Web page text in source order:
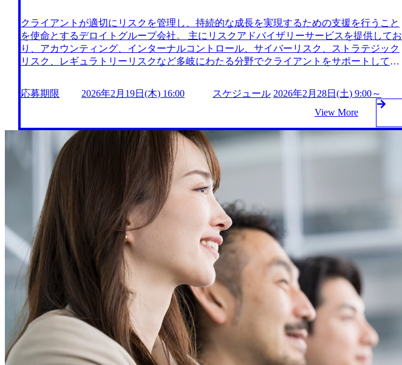
ファイナンス領域開発チーム立上げ オンライン(ZOOM) 主に下記いずれかのような方
を求めています。 ●事業会社経験をお持ちの方 ・一定規模の企業における概ね3年以上
の経理、財務、企画、FP&A経験を必須といたします。 ・事業会社におけるプロジェク
ト関与経験を必須といたします。 ・全社、部門横断のプロジェクト経験がある方は尚可
です。 ●コンサル・アドバイザリー会社経験を持ちの方 ・コンサル、アドバイザリー会
経験がある方は尚可です。 ●会計士資格をお持ちの方 ・日本、米国、英国、豪州、その
他の国の会計士取得者は歓迎いたします。 ・監査法人において、会計監査業務への関与
経験がある方は尚可です(年数は問いません)。 ※短答式試験合格の方、科目合格の方
も、他の実務経験等から検討いたします。 ●業務改善や業務自動化・効率化の経験のあ
る方(自社側・受託側問わず)
クライアントが適切にリスクを管理し、持続的な成長を実現するための支援を行うこと
を使命とするデロイトグループ会社。 主にリスクアドバイザリーサービスを提供してお
り、アカウンティング、インターナルコントロール、サイバーリスク、ストラテジック
リスク、レギュラトリーリスクなど多岐にわたる分野でクライアントをサポートしてい
2月28日(土) 9:00～17:00 2026年2月19日(木) 16:00 ※定員数に達した場合は通常選考をご案
内させていただくことがございます ●当日スケジュール 9:00～13:00 1次面接 13:00～17:0
加となります ※面接の所要時間は1時間程度、面接回数は2回を予定しております 1次
面接合格時には、同日に最終面接のご案内ならびに最終面接を実施いたしますので、ご
予定は1日空けた状態でご参加いただけますと幸いです オンライン(Teams) ●必須要件 以
下いずれかまたは複数のご経験をお持ちであること ・コンサルティング業務(戦略、新
規事業推進、リスクマネジメント、グローバルPMO、業務変革・デジタル化・AI活用、
システム導入コンサルティング等)の経験 ・コンサルティング、Sier事業会社などにおけ
る営業・事業開発業務 ・コミュニケーション、PPT作成・Excel分析等、コンサルタント
の基礎スキル ●あると望ましい要件 以下のいずれかまたは複数のご経験をお持ちである
こと ・事業会社における経営企画・グループ会社管理・法務・コンプライアンス等の関
連業務経験 ・事業会社における経営/事業の企画・推進、リスクマネジメント ・海外事
業展開、M&A関連業務(DD、PMIなど) ・大規模プロジェクトでプロジェクトマネジメン
トに関連するご経験 ・リスクマネジメントに関連するご経験 ・業務改善・BPR/BPOに
関連するご経験 ・事業会社における経営企画・グループ会社管理・M&A・法務・コン
プライアンス等の関連業務経験 (スキル) ・USCPA、公認会計士、CIA、CFEなど内部統
制・内部監査に関する資格 ・CISA、情報処理資格などIT, システムに関する資格 ・PM
P、PMIなどのコンサルティング業務に関する資格 ・英語力(ビジネスレベル) ・プロジェ
クト提案の受注経験(M層のみ)
応募期限 2026年2月19日(木) 16:00 スケジュール 2026年2月28日(土) 9:00～
View More